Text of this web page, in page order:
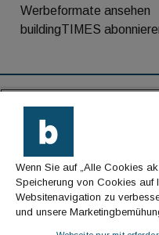
Werbeformate ansehen
buildingTIMES
Kontakt
Impressum
Datenschutz
Wenn Sie auf „Alle Cookies
Speicherung von Cookies auf
Websitenavigation zu
und unsere